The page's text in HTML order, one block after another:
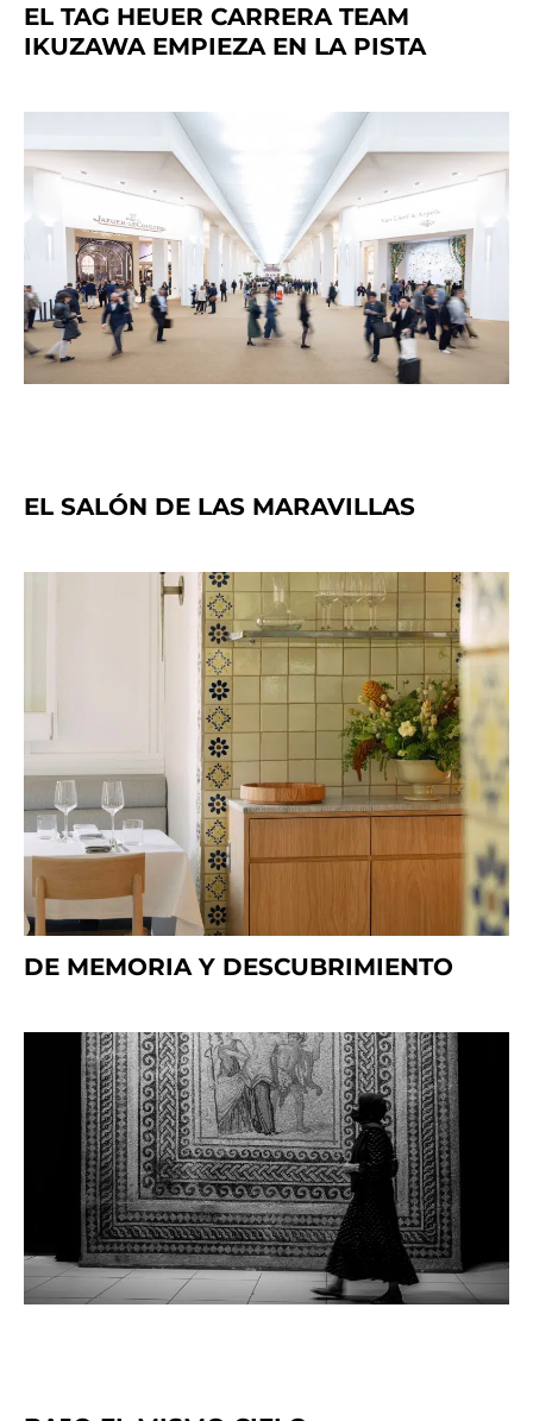
EL TAG HEUER CARRERA TEAM
IKUZAWA EMPIEZA EN LA PISTA
EL SALÓN DE LAS MARAVILLAS
DE MEMORIA Y DESCUBRIMIENTO